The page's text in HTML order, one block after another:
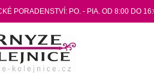
PORADENSTVÍ: PO. - PIA. OD 8:00 DO